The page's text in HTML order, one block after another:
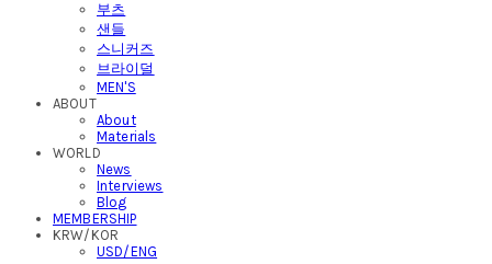
부츠
샌들
스니커즈
브라이덜
MEN'S
ABOUT
About
Materials
WORLD
News
Interviews
Blog
MEMBERSHIP
KRW/KOR
USD/ENG